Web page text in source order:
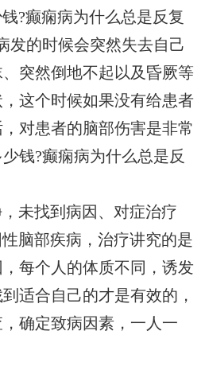
?癫痫病为什么总是反复
发的时候会突然失去自己
突然倒地不起以及昏厥等
这个时候如果没有给患者
对患者的脑部伤害是非常
钱?癫痫病为什么总是反
未找到病因、对症治疗
脑部疾病，治疗讲究的是
每个人的体质不同，诱发
适合自己的才是有效的，
确定致病因素，一人一